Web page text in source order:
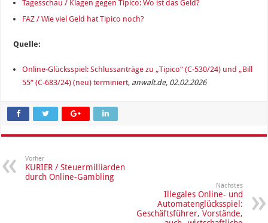
Tagesschau / Klagen gegen Tipico: Wo ist das Geld?
FAZ / Wie viel Geld hat Tipico noch?
Quelle:
Online-Glücksspiel: Schlussanträge zu „Tipico“ (C-530/24) und „Bill
55“ (C-683/24) (neu) terminiert, anwalt.de, 02.02.2026
Vorher
KURIER / Steuermilliarden
durch Online-Gambling
Nächstes
Illegales Online- und
Automatenglücksspiel:
Geschäftsführer, Vorstände,